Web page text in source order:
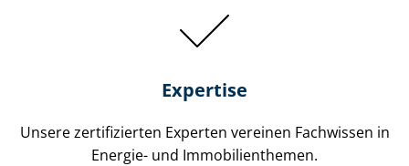
Expertise
Unsere zertifizierten Experten vereinen Fachwissen in
Energie- und Im­mo­bi­li­en­the­men.